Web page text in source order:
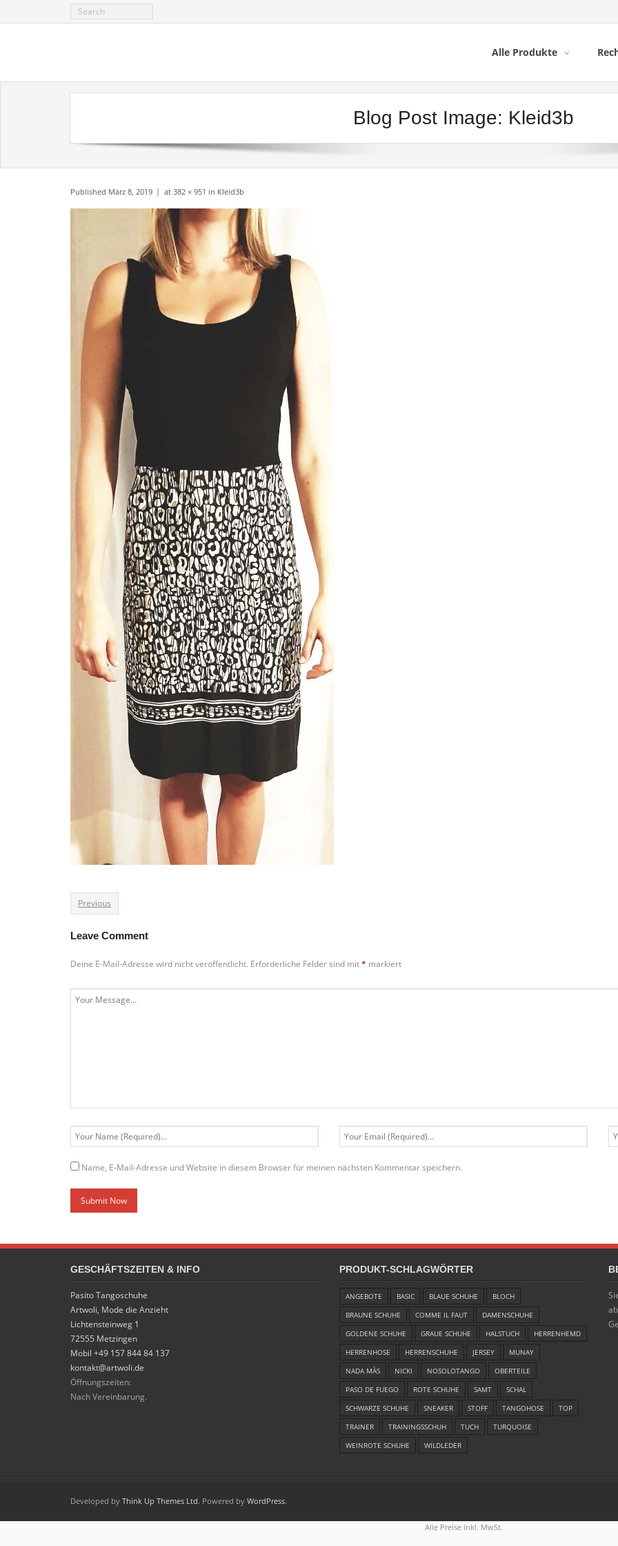
Alle Produkte
Blog Post Image: Kleid3b
Published März 8, 2019 at 382 × 951 in Kleid3b
Previous
Leave Comment
Deine E-Mail-Adresse wird nicht veröffentlicht. Erforderliche Felder sind mit* markiert
Name, E-Mail-Adresse und Website in diesem Browser für meinen nächsten Kommentar speichern.
GESCHÄFTSZEITEN & INFO
Pasito Tangoschuhe
Artwoli, Mode die Anzieht
Lichtensteinweg 1
72555 Metzingen
Mobil +49 157 844 84 137
kontakt@artwoli.de
Öffnungszeiten:
Nach Vereinbarung.
PRODUKT-SCHLAGWÖRTER
ANGEBOTE BASIC BLAUE SCHUHE
BLOCH
BRAUNE SCHUHE
COMME IL FAUT
DAMENSCHUHE
GOLDENE SCHUHE
GRAUE SCHUHE HALSTUCH
HERRENHEMD
HERRENHOSE
HERRENSCHUHE JERSEY
MUNAY
NADA MÀS
NICKI NOSOLOTANGO
OBERTEILE
PASO DE FUEGO
ROTE SCHUHE SAMT
SCHAL
SCHWARZE SCHUHE
SNEAKER STOFF TANGOHOSE
TOP
TRAINER
TRAININGSSCHUH TUCH
TURQUOISE
WEINROTE SCHUHE
WILDLEDER
Developed by Think Up Themes Ltd. Powered by WordPress.
Alle Preise inkl. MwSt.